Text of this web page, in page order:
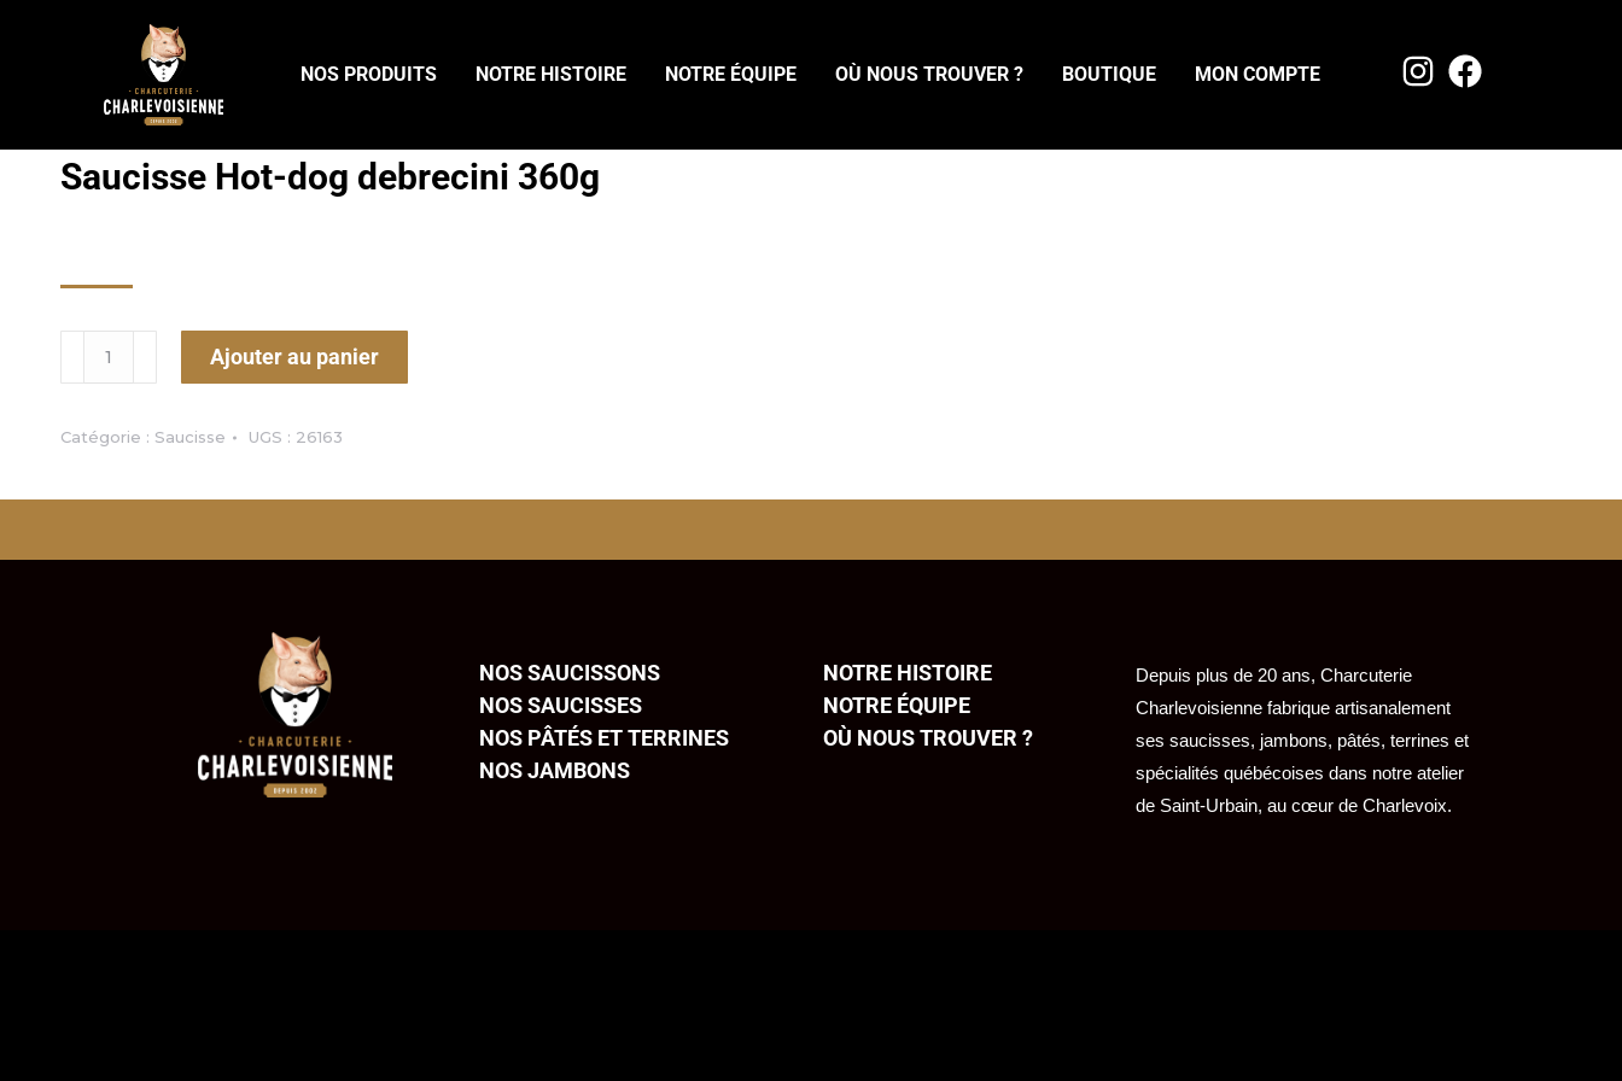
NOS PRODUITS NOTRE HISTOIRE NOTRE ÉQUIPE OÙ NOUS TROUVER ? BOUTIQUE MON COMPTE
Saucisse Hot-dog debrecini 360g
Ajouter au panier
Catégorie : Saucisse UGS : 26163
NOS SAUCISSONS
NOS SAUCISSES
NOS PÂTÉS ET TERRINES
NOS JAMBONS
NOTRE HISTOIRE
NOTRE ÉQUIPE
OÙ NOUS TROUVER ?
Depuis plus de 20 ans, Charcuterie
Charlevoisienne fabrique artisanalement
ses saucisses, jambons, pâtés, terrines et
spécialités québécoises dans notre atelier
de Saint-Urbain, au cœur de Charlevoix.